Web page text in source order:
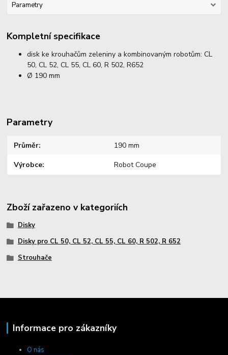
Parametry
Kompletní specifikace
disk ke krouhačům zeleniny a kombinovaným robotům: CL
50, CL 52, CL 55, CL 60, R 502, R652
Ø 190 mm
Parametry
Průměr 190 mm
Výrobce Robot Coupe
Zboží zařazeno v kategoriích
Disky
Disky pro CL 50, CL 52, CL 55, CL 60, R 502, R 652
Strouhače
Informace pro zákazníky
O nás